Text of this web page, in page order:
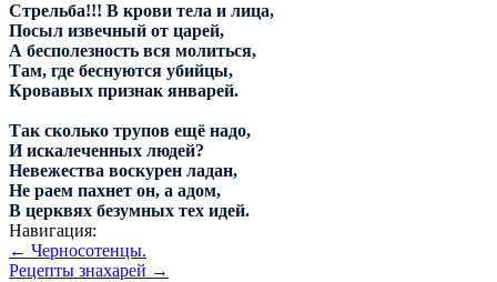
Стрельба!!! В крови тела и лица,
Посыл извечный от царей,
А бесполезность вся молиться,
Там, где беснуются убийцы,
Кровавых признак январей.
Так сколько трупов ещё надо,
И искалеченных людей?
Невежества воскурен ладан,
Не раем пахнет он, а адом,
В церквях безумных тех идей.
Навигация:
← Черносотенцы.
Рецепты знахарей →